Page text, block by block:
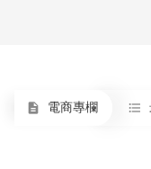
description 電商專欄 format_list_bulleted